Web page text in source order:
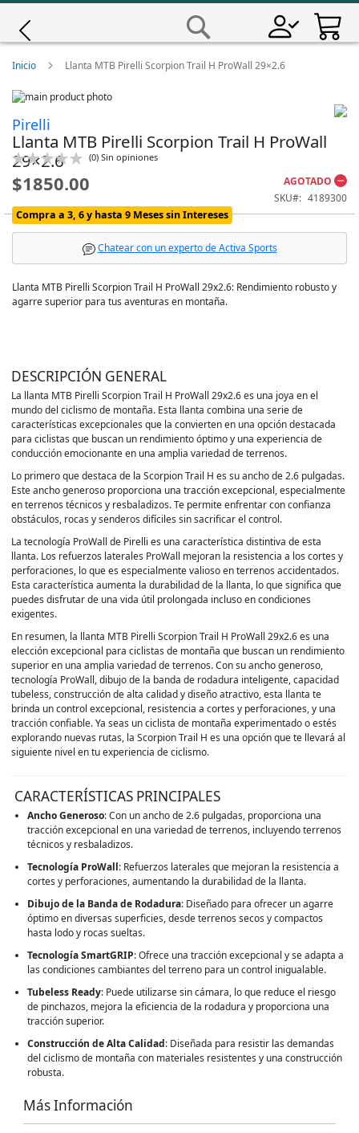
Saltar
Contenido
Inicio Llanta MTB Pirelli Scorpion Trail H ProWall 29×2.6
Skip
the
end
of
the
images
to
the
beginning
of
the
gallery
Pirelli
Llanta MTB Pirelli Scorpion Trail H ProWall
29×2.6
Calificación:
0% of 100
(0) Sin opiniones
$1850.00
AGOTADO
SKU
4189300
Compra a 3, 6 y hasta 9 Meses sin Intereses
Chatear con un experto de Activa Sports
Llanta MTB Pirelli Scorpion Trail H ProWall 29x2.6: Rendimiento robusto y
agarre superior para tus aventuras en montaña.
DESCRIPCIÓN GENERAL
La llanta MTB Pirelli Scorpion Trail H ProWall 29x2.6 es una joya en el
mundo del ciclismo de montaña. Esta llanta combina una serie de
características excepcionales que la convierten en una opción destacada
para ciclistas que buscan un rendimiento óptimo y una experiencia de
conducción emocionante en una amplia variedad de terrenos.
Lo primero que destaca de la Scorpion Trail H es su ancho de 2.6 pulgadas.
Este ancho generoso proporciona una tracción excepcional, especialmente
en terrenos técnicos y resbaladizos. Te permite enfrentar con confianza
obstáculos, rocas y senderos difíciles sin sacrificar el control.
La tecnología ProWall de Pirelli es una característica distintiva de esta
llanta. Los refuerzos laterales ProWall mejoran la resistencia a los cortes y
perforaciones, lo que es especialmente valioso en terrenos accidentados.
Esta característica aumenta la durabilidad de la llanta, lo que significa que
puedes disfrutar de una vida útil prolongada incluso en condiciones
exigentes.
En resumen, la llanta MTB Pirelli Scorpion Trail H ProWall 29x2.6 es una
elección excepcional para ciclistas de montaña que buscan un rendimiento
superior en una amplia variedad de terrenos. Con su ancho generoso,
tecnología ProWall, dibujo de la banda de rodadura inteligente, capacidad
tubeless, construcción de alta calidad y diseño atractivo, esta llanta te
brinda un control excepcional, resistencia a cortes y perforaciones, y una
tracción confiable. Ya seas un ciclista de montaña experimentado o estés
explorando nuevas rutas, la Scorpion Trail H es una opción que te llevará al
siguiente nivel en tu experiencia de ciclismo.
CARACTERÍSTICAS PRINCIPALES
Ancho Generoso: Con un ancho de 2.6 pulgadas, proporciona una
tracción excepcional en una variedad de terrenos, incluyendo terrenos
técnicos y resbaladizos.
Tecnología ProWall: Refuerzos laterales que mejoran la resistencia a
cortes y perforaciones, aumentando la durabilidad de la llanta.
Dibujo de la Banda de Rodadura: Diseñado para ofrecer un agarre
óptimo en diversas superficies, desde terrenos secos y compactos
hasta lodo y rocas sueltas.
Tecnología SmartGRIP: Ofrece una tracción excepcional y se adapta a
las condiciones cambiantes del terreno para un control inigualable.
Tubeless Ready: Puede utilizarse sin cámara, lo que reduce el riesgo
de pinchazos, mejora la eficiencia de la rodadura y proporciona una
tracción superior.
Construcción de Alta Calidad: Diseñada para resistir las demandas
del ciclismo de montaña con materiales resistentes y una construcción
robusta.
Más Información
Giro
Iscali
Magene
MET
Wahoo